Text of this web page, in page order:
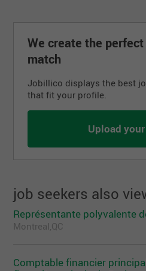
We create the perfect
match
Jobillico displays the best
that fit your profile.
Upload
job seekers also
Représentante polyvalente
Montreal,QC
Comptable financier